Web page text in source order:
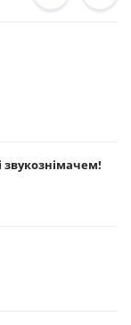
звукознімачем!